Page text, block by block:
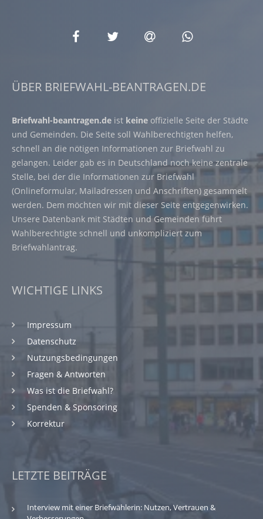
ÜBER BRIEFWAHL-BEANTRAGEN.DE
Briefwahl-beantragen.de ist keine offizielle Seite der Städte
und Gemeinden. Die Seite soll Wahlberechtigten helfen,
schnell an die nötigen Informationen zur Briefwahl zu
gelangen. Leider gab es in Deutschland noch keine zentrale
Stelle, bei der die Informationen zur Briefwahl
(Onlineformular, Mailadressen und Anschriften) gesammelt
werden. Dem möchten wir mit dieser Seite entgegenwirken.
Unsere Datenbank mit Städten und Gemeinden führt
Wahlberechtigte schnell und unkompliziert zum
Briefwahlantrag.
WICHTIGE LINKS
Impressum
Datenschutz
Nutzungsbedingungen
Fragen & Antworten
Was ist die Briefwahl?
Spenden & Sponsoring
Korrektur
LETZTE BEITRÄGE
Interview mit einer Briefwählerin: Nutzen, Vertrauen &